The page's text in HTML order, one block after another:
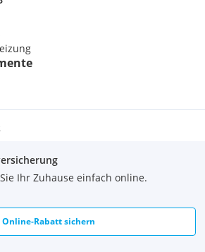
Ihrer Anfrage Ihren vollständigen
Wohnadresse bekannt. Wir bitten
wir nur Anfragen mit vollständigen
Dritten ein familiäres oder
besteht.
Ihr Zuhause einfach online.
Online-Rabatt sichern